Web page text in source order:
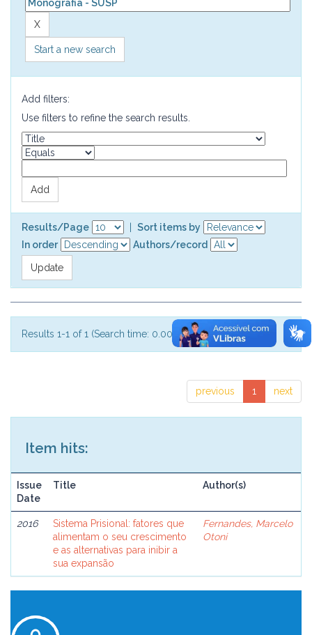
Start a new search
Add filters:
Use filters to refine the search results.
Results/Page
Sort items by
In order
Authors/record
Results 1-1 of 1 (Search time: 0.002 seconds).
previous 1 next
Item hits:
Issue
Date
Title Author(s)
2016
Sistema Prisional: fatores que
alimentam o seu crescimento
e as alternativas para inibir a
sua expansão
Fernandes, Marcelo
Otoni